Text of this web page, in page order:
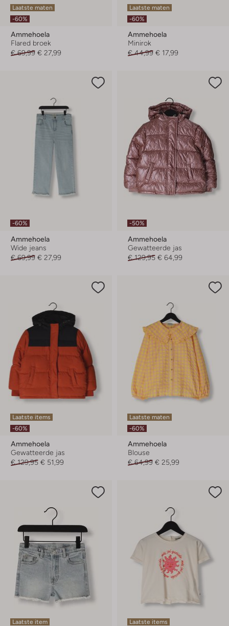
Laatste maten
-60%
Ammehoela
Flared broek
€ 69,99 € 27,99
Laatste maten
-60%
Ammehoela
Minirok
€ 44,99 € 17,99
-60%
Ammehoela
Wide jeans
€ 69,99 € 27,99
-50%
Ammehoela
Gewatteerde jas
€ 129,95 € 64,99
Laatste items
-60%
Ammehoela
Gewatteerde jas
€ 129,95 € 51,99
Laatste maten
-60%
Ammehoela
Blouse
€ 64,99 € 25,99
Laatste item Laatste items